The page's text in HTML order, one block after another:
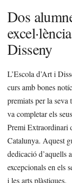
Dos
Disseny
L’Escola d’Art i
curs amb bones
premiats per la seva
va completar els
Premi Extraordinari
Catalunya. Aquest
dedicació d’aquells
excepcionals en els
i les arts plàstiques.